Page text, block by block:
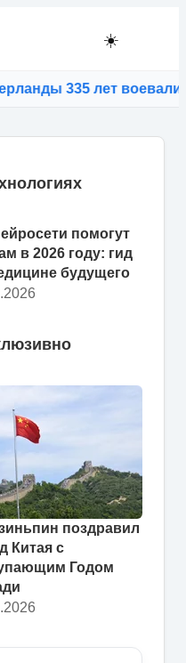
☀️
335 лет воевали с
помогут
в 2026 году: гид
будущего
поздравил
Китая с
Годом